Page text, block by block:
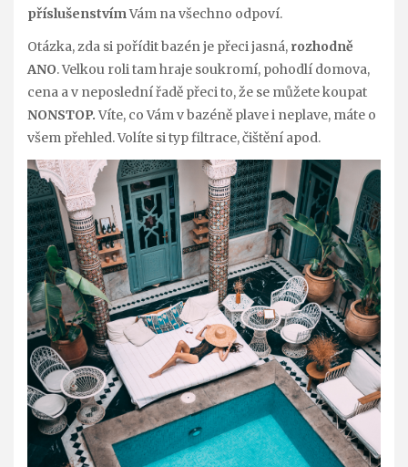
příslušenstvímVám na všechno odpoví.
Otázka, zda si pořídit bazén je přeci jasná, rozhodně
ANO. Velkou roli tam hraje soukromí, pohodlí domova,
cena a v neposlední řadě přeci to, že se můžete koupat
NONSTOP.Víte, co Vám v bazéně plave i neplave, máte o
všem přehled. Volíte si typ filtrace, čištění apod.